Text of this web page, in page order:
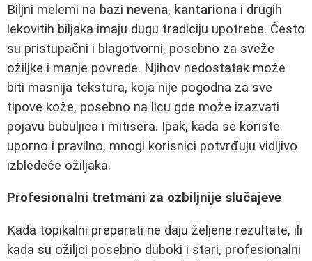
Biljni melemi na bazi nevena, kantariona i drugih
lekovitih biljaka imaju dugu tradiciju upotrebe. Često
su pristupačni i blagotvorni, posebno za sveže
ožiljke i manje povrede. Njihov nedostatak može
biti masnija tekstura, koja nije pogodna za sve
tipove kože, posebno na licu gde može izazvati
pojavu bubuljica i mitisera. Ipak, kada se koriste
uporno i pravilno, mnogi korisnici potvrđuju vidljivo
izbledeće ožiljaka.
Profesionalni tretmani za ozbiljnije slučajeve
Kada topikalni preparati ne daju željene rezultate, ili
kada su ožiljci posebno duboki i stari, profesionalni